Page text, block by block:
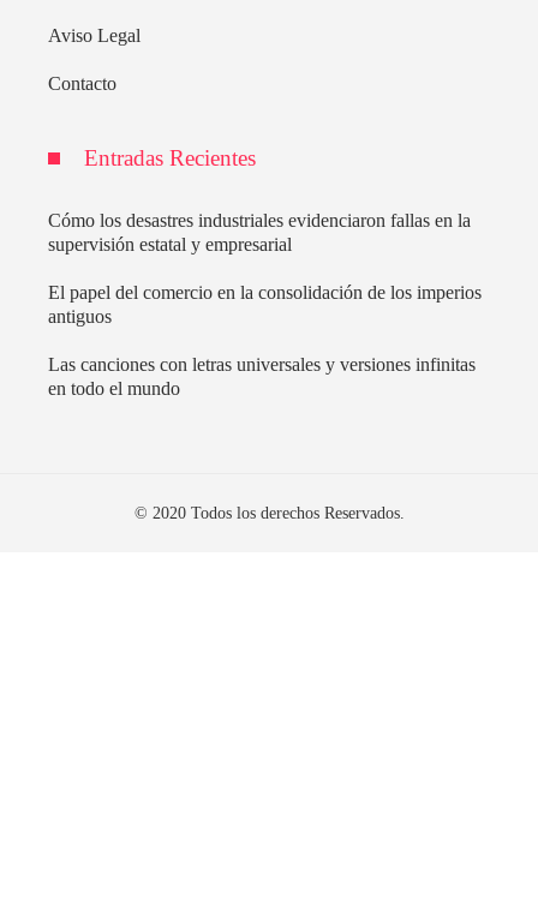
Aviso Legal
Contacto
Entradas Recientes
Cómo los desastres industriales evidenciaron fallas en la
supervisión estatal y empresarial
El papel del comercio en la consolidación de los imperios
antiguos
Las canciones con letras universales y versiones infinitas
en todo el mundo
© 2020 Todos los derechos Reservados.